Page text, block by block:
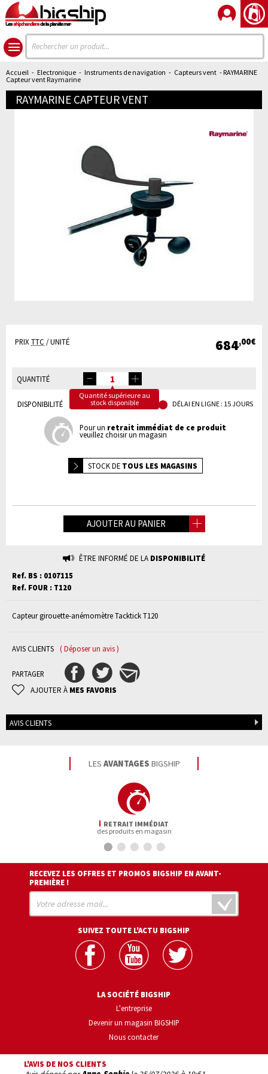
Lesshipchandlersde la planète mer
Accueil - Electronique - Instruments de navigation - Capteurs vent - RAYMARINE
Capteur vent Raymarine
RAYMARINE CAPTEUR VENT
PRIXTTC / UNITÉ 684,00€
QUANTITÉ
Quantité supérieure au
stock disponible
DISPONIBILITÉ DÉLAI EN LIGNE : 15 JOURS
Pour un retrait immédiat de ce produit
veuillez choisir un magasin
STOCK DE TOUS LES MAGASINS
AJOUTER AU PANIER
ÊTRE INFORMÉ DE LA DISPONIBILITÉ
Ref. BS : 0107115
Ref. FOUR : T120
Capteur girouette-anémomètre Tacktick T120
AVIS CLIENTS ( Déposer un avis )
PARTAGER
AJOUTER À MES FAVORIS
AVIS CLIENTS
LES AVANTAGES BIGSHIP
RETRAIT IMMÉDIAT
des produits en magasin
RECEVEZ LES OFFRES ET PROMOS BIGSHIP EN AVANT-
PREMIÈRE !
SUIVEZ TOUTE L'ACTU BIGSHIP
LA SOCIÉTÉ BIGSHIP
L'entreprise
Devenir un magasin BIGSHIP
Nous contacter
L'AVIS DE NOS CLIENTS